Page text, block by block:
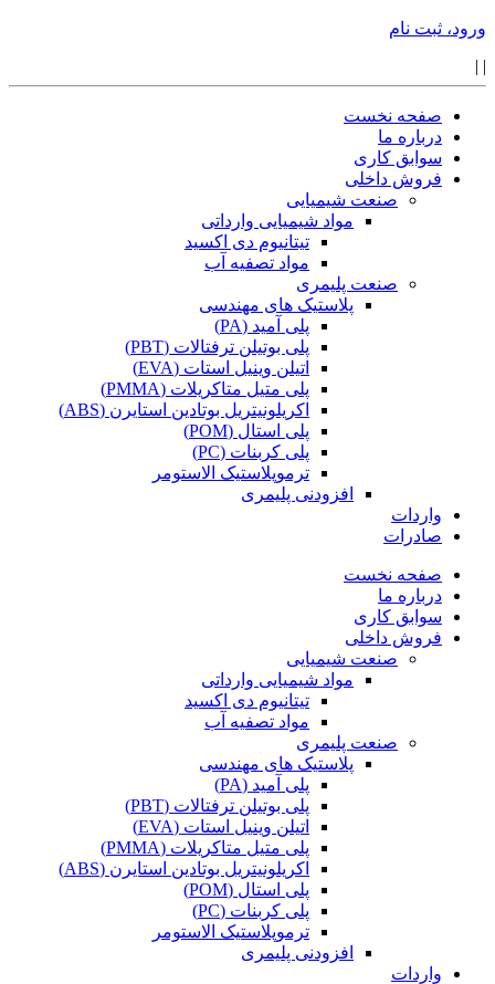
ورود، ثبت نام
|
|
صفحه نخست
درباره ما
سوابق کاری
فروش داخلی
صنعت شیمیایی
مواد شیمیایی وارداتی
تیتانیوم دی اکسید
مواد تصفیه آب
صنعت پلیمری
پلاستیک های مهندسی
پلی آمید (PA)
پلی بوتیلن ترفتالات (PBT)
اتیلن وینیل استات (EVA)
پلی متیل متاکریلات (PMMA)
اکریلونیتریل بوتادین استایرن (ABS)
پلی استال (POM)
پلی کربنات (PC)
ترموپلاستیک الاستومر
افزودنی پلیمری
واردات
صادرات
صفحه نخست
درباره ما
سوابق کاری
فروش داخلی
صنعت شیمیایی
مواد شیمیایی وارداتی
تیتانیوم دی اکسید
مواد تصفیه آب
صنعت پلیمری
پلاستیک های مهندسی
پلی آمید (PA)
پلی بوتیلن ترفتالات (PBT)
اتیلن وینیل استات (EVA)
پلی متیل متاکریلات (PMMA)
اکریلونیتریل بوتادین استایرن (ABS)
پلی استال (POM)
پلی کربنات (PC)
ترموپلاستیک الاستومر
افزودنی پلیمری
واردات